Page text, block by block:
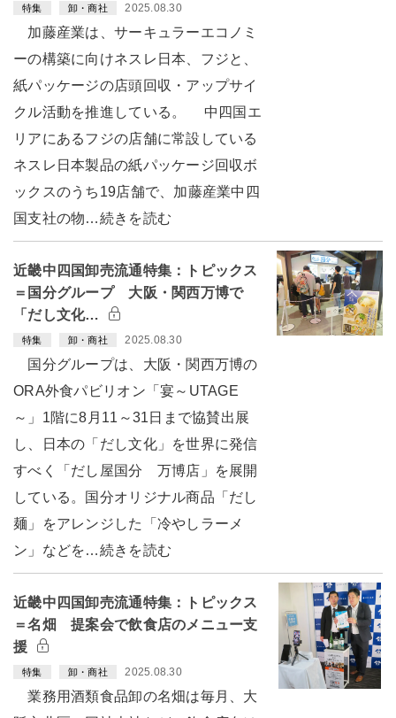
特集 卸・商社 2025.08.30
加藤産業は、サーキュラーエコノミ
ーの構築に向けネスレ日本、フジと、
紙パッケージの店頭回収・アップサイ
クル活動を推進している。 中四国エ
リアにあるフジの店舗に常設している
ネスレ日本製品の紙パッケージ回収ボ
ックスのうち19店舗で、加藤産業中四
国支社の物…続きを読む
近畿中四国卸売流通特集：トピックス
＝国分グループ 大阪・関西万博で
「だし文化…
特集 卸・商社 2025.08.30
国分グループは、大阪・関西万博の
ORA外食パビリオン「宴～UTAGE
～」1階に8月11～31日まで協賛出展
し、日本の「だし文化」を世界に発信
すべく「だし屋国分 万博店」を展開
している。国分オリジナル商品「だし
麺」をアレンジした「冷やしラーメ
ン」などを…続きを読む
近畿中四国卸売流通特集：トピックス
＝名畑 提案会で飲食店のメニュー支
援
特集 卸・商社 2025.08.30
業務用酒類食品卸の名畑は毎月、大